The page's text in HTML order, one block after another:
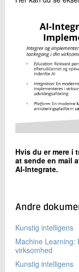
Hvis du er mere i
at sende en mail
AI-Integrate.
Andre
Kunstig intelligens
Machine
virksomhed
Kunstig intelligens